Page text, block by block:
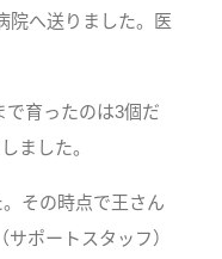
院へ送りました。医
で育ったのは3個だ
ました。
その時点で王さん
ポートスタッフ）